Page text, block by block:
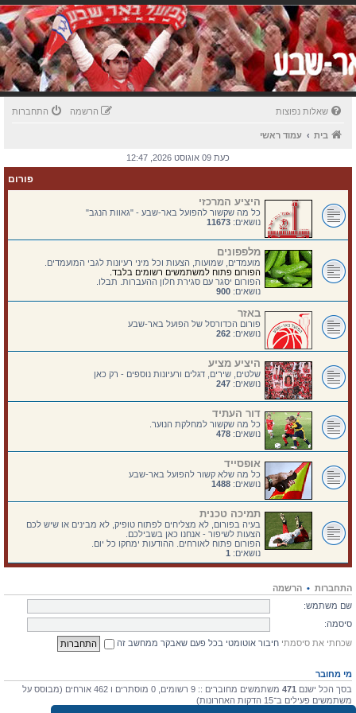
שאלות נפוצות התחברות הרשמה
בית עמוד ראשי
כעת 09 אוגוסט 2026, 12:47
פורום
היציע המרכזי
כל מה שקשור להפועל באר-שבע - "גאוות הנגב"
נושאים: 11673
מלפפונים
מועמדים, שמועות, הצעות וכל מיני רעיונות לגבי המועמדים.
הפורום פתוח למשתמשים רשומים בלבד.
הפורום יסגר עם סגירת חלון ההעברות. תבלו.
נושאים: 900
באזר
פורום הכדורסל של הפועל באר-שבע
נושאים: 262
היציע מציע
שלטים, שירים, דגלים ורעיונות נוספים - רק כאן
נושאים: 247
דור העתיד
כל מה שקשור למחלקת הנוער.
נושאים: 478
אופסייד
כל מה שלא קשור להפועל באר-שבע
נושאים: 1488
תמיכה טכנית
בעיה בפורום, לא מצליחים לפתוח טופיק, לא מבינים או שיש לכם
הצעות לשיפור - אנחנו כאן בשבילכם.
הפורום פתוח לאורחים. ההודעות ימחקו כל יום.
נושאים: 1
התחברות • הרשמה
שם משתמש:
סיסמה:
שכחתי את סיסמתי חיבור אוטומטי בכל פעם שאבקר ממחשב זה
מי מחובר
בסך הכל ישנם 471
משתמשים מחוברים :: 9 רשומים, 0 מוסתרים ו 462 אורחים (מבוסס על
משתמשים פעילים ב־15 הדקות האחרונות)